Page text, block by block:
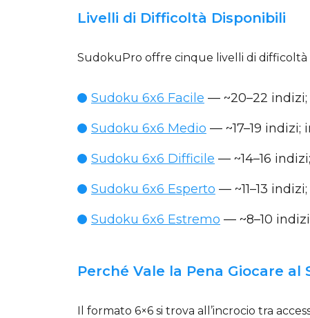
Livelli di Difficoltà Disponibili
SudokuPro offre cinque livelli di difficoltà
Sudoku 6x6 Facile — ~20–22
Sudoku 6x6 Medio — ~17–19
Sudoku 6x6 Difficile — ~14–16
Sudoku 6x6 Esperto — ~11–13
Sudoku 6x6 Estremo — ~8–10
Perché Vale la Pena Giocare al
Il formato 6×6 si trova all’incrocio tra